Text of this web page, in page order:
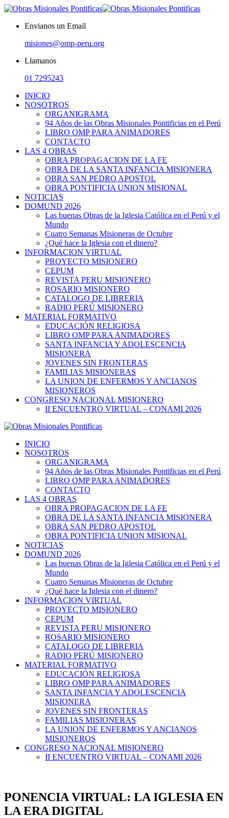
Envianos un Email
misiones@omp-peru.org
Llamanos
01 7295243
INICIO
NOSOTROS
ORGANIGRAMA
94 Años de las Obras Misionales Pontificias en el Perú
LIBRO OMP PARA ANIMADORES
CONTACTO
LAS 4 OBRAS
OBRA PROPAGACION DE LA FE
OBRA DE LA SANTA INFANCIA MISIONERA
OBRA SAN PEDRO APOSTOL
OBRA PONTIFICIA UNION MISIONAL
NOTICIAS
DOMUND 2026
Las buenas Obras de la Iglesia Católica en el Perú y el
Mundo
Cuatro Semanas Misioneras de Octubre
¿Qué hace la Iglesia con el dinero?
INFORMACION VIRTUAL
PROYECTO MISIONERO
CEPUM
REVISTA PERU MISIONERO
ROSARIO MISIONERO
CATALOGO DE LIBRERIA
RADIO PERÚ MISIONERO
MATERIAL FORMATIVO
EDUCACIÓN RELIGIOSA
LIBRO OMP PARA ANIMADORES
SANTA INFANCIA Y ADOLESCENCIA
MISIONERA
JOVENES SIN FRONTERAS
FAMILIAS MISIONERAS
LA UNION DE ENFERMOS Y ANCIANOS
MISIONEROS
CONGRESO NACIONAL MISIONERO
II ENCUENTRO VIRTUAL – CONAMI 2026
INICIO
NOSOTROS
ORGANIGRAMA
94 Años de las Obras Misionales Pontificias en el Perú
LIBRO OMP PARA ANIMADORES
CONTACTO
LAS 4 OBRAS
OBRA PROPAGACION DE LA FE
OBRA DE LA SANTA INFANCIA MISIONERA
OBRA SAN PEDRO APOSTOL
OBRA PONTIFICIA UNION MISIONAL
NOTICIAS
DOMUND 2026
Las buenas Obras de la Iglesia Católica en el Perú y el
Mundo
Cuatro Semanas Misioneras de Octubre
¿Qué hace la Iglesia con el dinero?
INFORMACION VIRTUAL
PROYECTO MISIONERO
CEPUM
REVISTA PERU MISIONERO
ROSARIO MISIONERO
CATALOGO DE LIBRERIA
RADIO PERÚ MISIONERO
MATERIAL FORMATIVO
EDUCACIÓN RELIGIOSA
LIBRO OMP PARA ANIMADORES
SANTA INFANCIA Y ADOLESCENCIA
MISIONERA
JOVENES SIN FRONTERAS
FAMILIAS MISIONERAS
LA UNION DE ENFERMOS Y ANCIANOS
MISIONEROS
CONGRESO NACIONAL MISIONERO
II ENCUENTRO VIRTUAL – CONAMI 2026
PONENCIA VIRTUAL: LA IGLESIA EN
LA ERA DIGITAL